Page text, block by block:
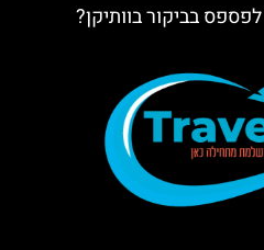
בביקור בוותיקן?